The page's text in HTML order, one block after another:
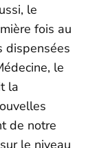
le
fois au
dispensées
le
la
de notre